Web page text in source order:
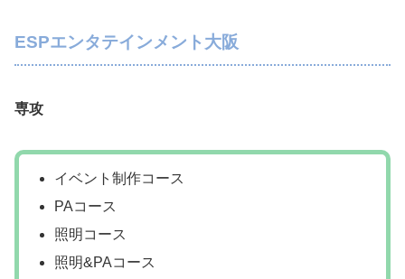
ESPエンタテインメント大阪
専攻
イベント制作コース
PAコース
照明コース
照明&PAコース